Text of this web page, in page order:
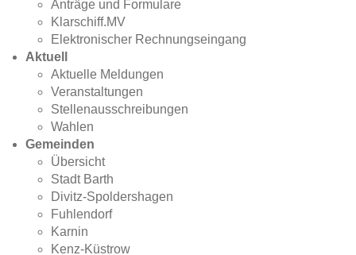
Anträge und Formulare
Klarschiff.MV
Elektronischer Rechnungseingang
Aktuell
Aktuelle Meldungen
Veranstaltungen
Stellenausschreibungen
Wahlen
Gemeinden
Übersicht
Stadt Barth
Divitz-Spoldershagen
Fuhlendorf
Karnin
Kenz-Küstrow